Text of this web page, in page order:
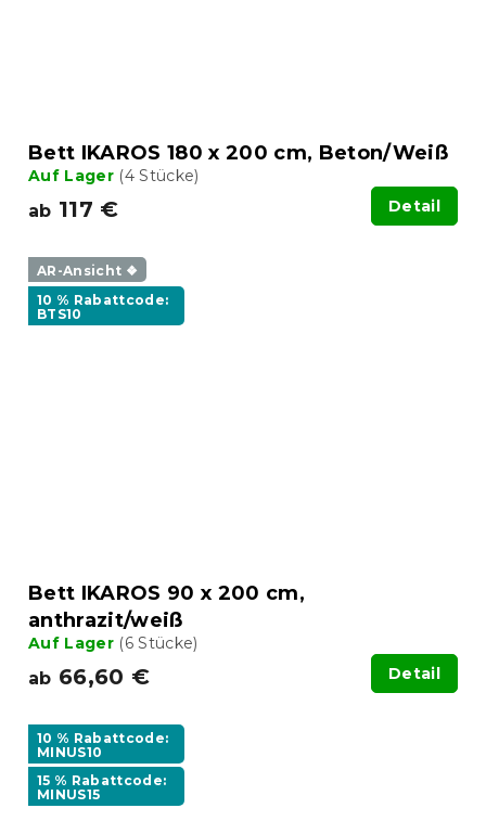
Bett IKAROS 180 x 200 cm, Beton/Weiß
Auf Lager (4 Stücke)
ab 117 € Detail
AR-Ansicht ❖
10 % Rabattcode:
BTS10
Bett IKAROS 90 x 200 cm,
anthrazit/weiß
Auf Lager (6 Stücke)
ab 66,60 € Detail
10 % Rabattcode:
MINUS10
15 % Rabattcode:
MINUS15